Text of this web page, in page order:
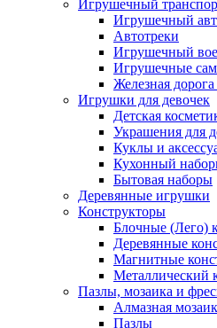
Игрушечный
Игрушечный
Aвтотреки
Игрушечный
Игрушечные
Железная
Игрушки для девочек
Детская
Украшения для
Куклы и
Кухонный
Бытовая наборы
Деревянные игрушки
Конструкторы
Блочные (Лего)
Деревянные
Магнитные
Металлический
Пазлы, мозаика и
Алмазная
Пазлы